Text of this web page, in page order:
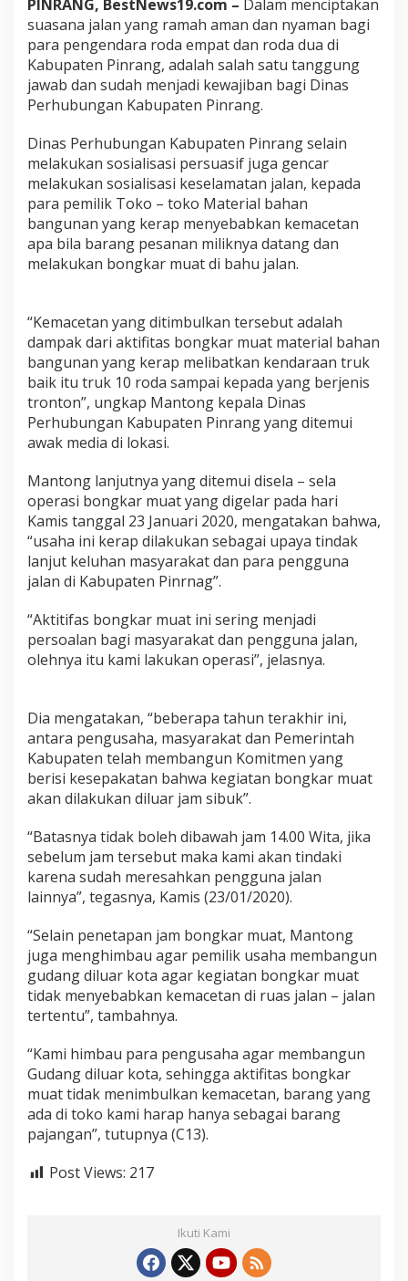
n
M
a
y
a
r
k
a
t
,
D
s
h
u
i
n
r
a
n
g
L
a
k
k
a
n
p
e
r
s
B
o
k
a
r
M
u
a
d
i
J
a
l
a
P
o
r
o
s
PINRANG, BestNews19.com – Dalam menciptakan
suasana jalan yang ramah aman dan nyaman bagi
para pengendara roda empat dan roda dua di
Kabupaten Pinrang, adalah salah satu tanggung
jawab dan sudah menjadi kewajiban bagi Dinas
Perhubungan Kabupaten Pinrang.
Dinas Perhubungan Kabupaten Pinrang selain
melakukan sosialisasi persuasif juga gencar
melakukan sosialisasi keselamatan jalan, kepada
para pemilik Toko – toko Material bahan
bangunan yang kerap menyebabkan kemacetan
apa bila barang pesanan miliknya datang dan
melakukan bongkar muat di bahu jalan.
“Kemacetan yang ditimbulkan tersebut adalah
dampak dari aktifitas bongkar muat material bahan
bangunan yang kerap melibatkan kendaraan truk
baik itu truk 10 roda sampai kepada yang berjenis
tronton”, ungkap Mantong kepala Dinas
Perhubungan Kabupaten Pinrang yang ditemui
awak media di lokasi.
Mantong lanjutnya yang ditemui disela – sela
operasi bongkar muat yang digelar pada hari
Kamis tanggal 23 Januari 2020, mengatakan bahwa,
“usaha ini kerap dilakukan sebagai upaya tindak
lanjut keluhan masyarakat dan para pengguna
jalan di Kabupaten Pinrnag”.
“Aktitifas bongkar muat ini sering menjadi
persoalan bagi masyarakat dan pengguna jalan,
olehnya itu kami lakukan operasi”, jelasnya.
Dia mengatakan, “beberapa tahun terakhir ini,
antara pengusaha, masyarakat dan Pemerintah
Kabupaten telah membangun Komitmen yang
berisi kesepakatan bahwa kegiatan bongkar muat
akan dilakukan diluar jam sibuk”.
“Batasnya tidak boleh dibawah jam 14.00 Wita, jika
sebelum jam tersebut maka kami akan tindaki
karena sudah meresahkan pengguna jalan
lainnya”, tegasnya, Kamis (23/01/2020).
“Selain penetapan jam bongkar muat, Mantong
juga menghimbau agar pemilik usaha membangun
gudang diluar kota agar kegiatan bongkar muat
tidak menyebabkan kemacetan di ruas jalan – jalan
tertentu”, tambahnya.
“Kami himbau para pengusaha agar membangun
Gudang diluar kota, sehingga aktifitas bongkar
muat tidak menimbulkan kemacetan, barang yang
ada di toko kami harap hanya sebagai barang
pajangan”, tutupnya (C13).
Post Views: 217
Ikuti Kami